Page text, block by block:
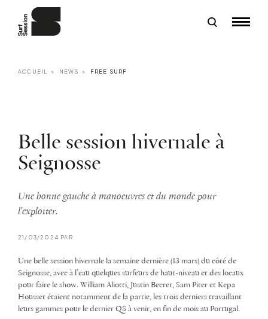
ACCUEIL NEWS FREE SURF
Belle session hivernale à
Seignosse
Une bonne gauche à manoeuvres et du monde pour
l'exploiter.
21/03/2024 PAR
Une belle session hivernale la semaine dernière (13 mars) du côté de
Seignosse, avec à l’eau quelques surfeurs de haut-niveau et des locaux
pour faire le show. William Aliotti, Justin Becret, Sam Piter et Kepa
Housset étaient notamment de la partie, les trois derniers travaillant
leurs gammes pour le dernier QS à venir, en fin de mois au Portugal.